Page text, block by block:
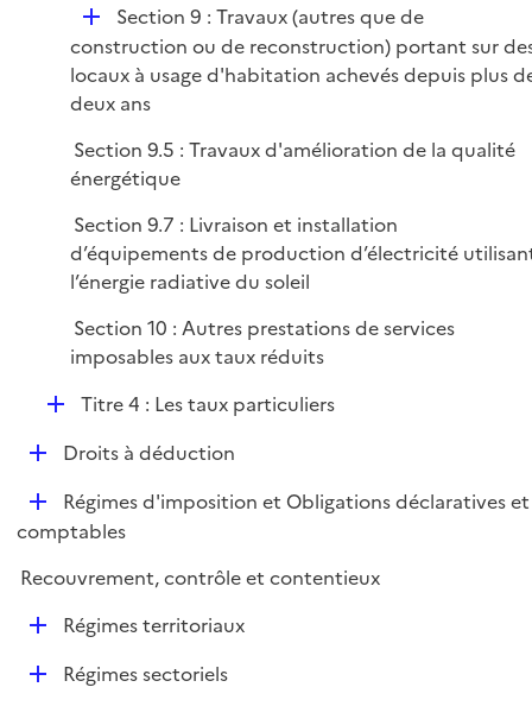
D
é
p
l
e
r
Section 9 : Travaux (autres que de
construction ou de reconstruction) portant sur
locaux à usage d'habitation achevés depuis plus
deux ans
Section 9.5 : Travaux d'amélioration de la qualité
énergétique
Section 9.7 : Livraison et installation
d’équipements de production d’électricité
l’énergie radiative du soleil
Section 10 : Autres prestations de services
imposables aux taux réduits
D
p
l
i
e
r
Titre 4 : Les taux particuliers
D
l
e
Droits à déduction
D
é
l
Régimes d'imposition et Obligations déclaratives et
comptables
Recouvrement, contrôle et contentieux
DRégimes territoriaux
DRégimes sectoriels